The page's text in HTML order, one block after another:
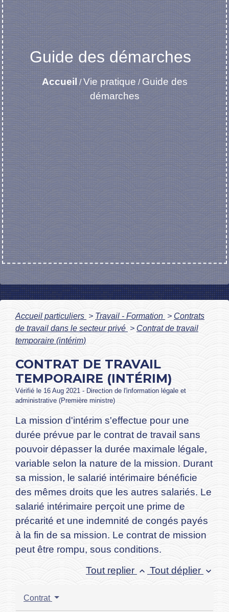
Guide des démarches
Accueil /Vie pratique/ Guide des
démarches
Accueil particuliers > Travail - Formation > Contrats
de travail dans le secteur privé > Contrat de travail
temporaire (intérim)
CONTRAT DE TRAVAIL
TEMPORAIRE (INTÉRIM)
Vérifié le 16 Aug 2021 - Direction de l'information légale et
administrative (Première ministre)
La mission d'intérim s'effectue pour une
durée prévue par le contrat de travail sans
pouvoir dépasser la durée maximale légale,
variable selon la nature de la mission. Durant
sa mission, le salarié intérimaire bénéficie
des mêmes droits que les autres salariés. Le
salarié intérimaire perçoit une prime de
précarité et une indemnité de congés payés
à la fin de sa mission. Le contrat de mission
peut être rompu, sous conditions.
Tout replier keyboard_arrow_up Tout déplier keyboard_arrow_down
Contrat